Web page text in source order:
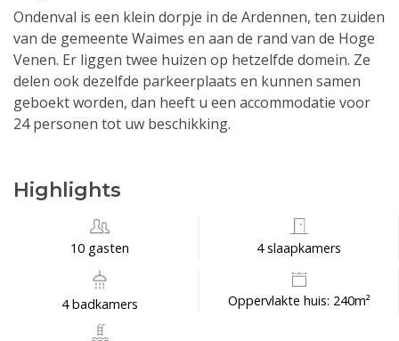
Ondenval is een klein dorpje in de Ardennen, ten zuiden
van de gemeente Waimes en aan de rand van de Hoge
Venen. Er liggen twee huizen op hetzelfde domein. Ze
delen ook dezelfde parkeerplaats en kunnen samen
geboekt worden, dan heeft u een accommodatie voor
24 personen tot uw beschikking.
Highlights
10 gasten 4 slaapkamers
4 badkamers Oppervlakte huis: 240m²